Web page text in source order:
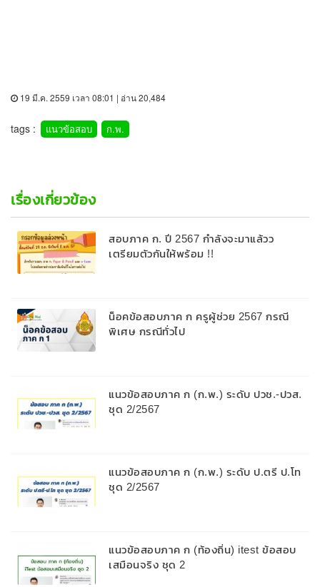
19 มี.ค. 2559 เวลา 08:01 | อ่าน 20,484
tags : แนวข้อสอบ ก.พ.
เรื่องเกี่ยวข้อง
สอบภาค ก. ปี 2567 กำลังจะมาแล้วว
เตรียมตัวกันให้พร้อม !!
น็อคข้อสอบภาค ก ครูผู้ช่วย 2567 กรณี
พิเศษ กรณีทั่วไป
แนวข้อสอบภาค ก (ก.พ.) ระดับ ปวช.-ปวส.
ชุด 2/2567
แนวข้อสอบภาค ก (ก.พ.) ระดับ ป.ตรี ป.โท
ชุด 2/2567
แนวข้อสอบภาค ก (ท้องถิ่น) itest ข้อสอบ
เสมือนจริง ชุด 2